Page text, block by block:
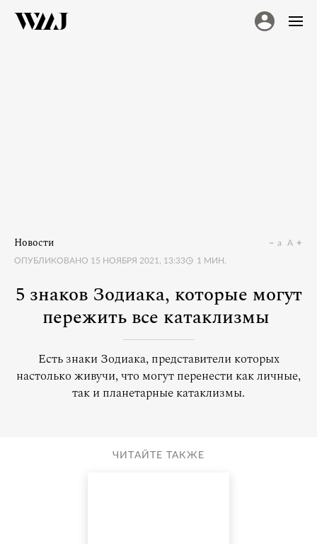
Новости
ОПУБЛИКОВАНО 15 НОЯБРЯ 2021, 13:33 1 МИН.
a A
5 знаков Зодиака, которые могут
пережить все катаклизмы
Есть знаки Зодиака, представители которых
настолько живучи, что могут перенести как личные,
так и планетарные катаклизмы.
ЧИТАЙТЕ ТАКЖЕ